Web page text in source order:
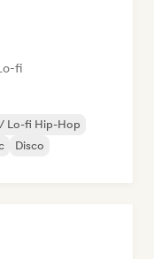
fi
Lo-fi Hip-Hop
Disco